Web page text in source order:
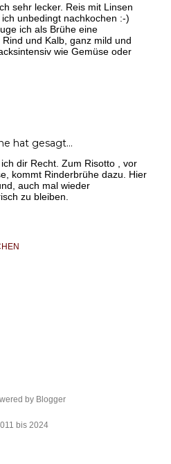
sehr lecker. Reis mit Linsen
unbedingt nachkochen :-)
ich als Brühe eine
und Kalb, ganz mild und
wie Gemüse oder
hat gesagt…
dir Recht. Zum Risotto , vor
kommt Rinderbrühe dazu. Hier
auch mal wieder
zu bleiben.
by Blogger
bis 2024